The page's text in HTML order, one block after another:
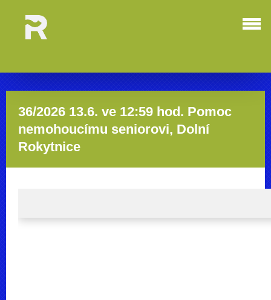
36/2026 13.6. ve 12:59 hod. Pomoc
nemohoucímu seniorovi, Dolní
Rokytnice